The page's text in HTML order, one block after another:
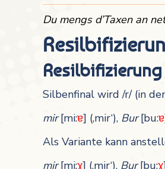
Du mengs d’Taxen an ne
Silbenfinal wird /r/ (in
mir[mi:ɐ] (‚mir‘), Bur[bu:ɐ
Als Variante kann
mir[mi:χ] (‚mir‘), Bur[bu:χ